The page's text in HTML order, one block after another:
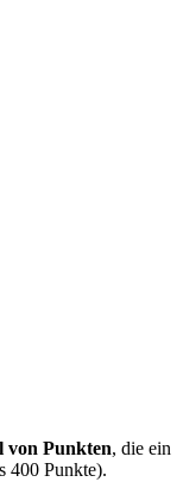
von Punkten, die ein
400 Punkte).